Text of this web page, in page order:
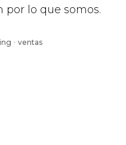
lo que somos.
· ventas